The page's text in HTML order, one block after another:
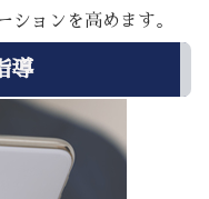
ションを高めます。
導